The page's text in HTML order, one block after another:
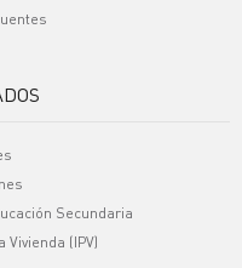
Secundaria
(IPV)